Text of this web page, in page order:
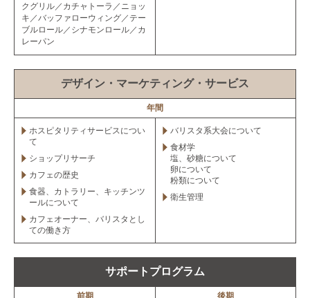
クグリル／カチャトーラ／ニョッ
キ／バッファローウィング／テー
ブルロール／シナモンロール／カ
レーパン
デザイン・マーケティング・サービス
年間
ホスピタリティサービスについ
て
ショップリサーチ
カフェの歴史
食器、カトラリー、キッチンツ
ールについて
カフェオーナー、バリスタとし
ての働き方
バリスタ系大会について
食材学
塩、砂糖について
卵について
粉類について
衛生管理
サポートプログラム
前期 後期